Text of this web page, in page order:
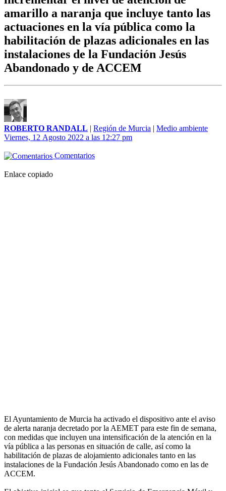
amarillo a naranja que incluye tanto las
actuaciones en la vía pública como la
habilitación de plazas adicionales en las
instalaciones de la Fundación Jesús
Abandonado y de ACCEM
ROBERTO RANDALL | Región de Murcia | Medio ambiente
Viernes, 12 Agosto 2022 a las 12:27 pm
Comentarios
Enlace copiado
El Ayuntamiento de Murcia ha activado el dispositivo ante el aviso
de alerta naranja decretado por la AEMET para este fin de semana,
con medidas que incluyen una intensificación de la atención en la
vía pública a las personas en situación de calle, así como la
habilitación de plazas de alojamiento adicionales tanto en las
instalaciones de la Fundación Jesús Abandonado como en las de
ACCEM.